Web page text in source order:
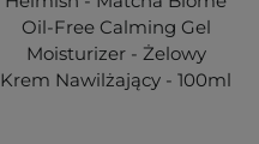
Oil-Free Calming Gel
Moisturizer - Żelowy
Krem Nawilżający - 100ml